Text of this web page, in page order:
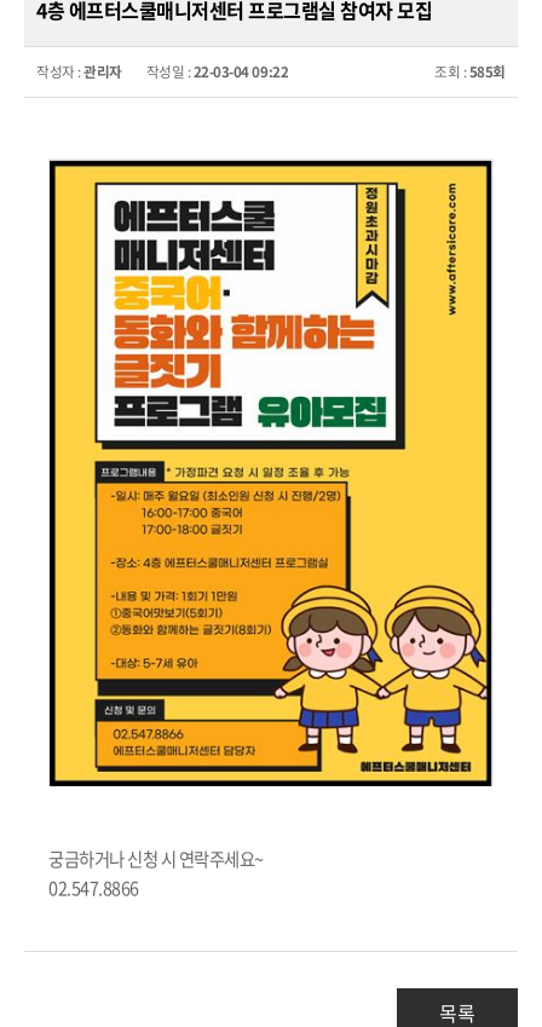
4층 에프터스쿨매니저센터 프로그램실 참여자 모집
작성자 :관리자 작성일 :22-03-04 09:22 조회 :585회
궁금하거나 신청 시 연락주세요~
02.547.8866
목록